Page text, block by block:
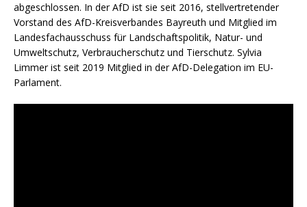
abgeschlossen. In der AfD ist sie seit 2016, stellvertretender
Vorstand des AfD-Kreisverbandes Bayreuth und Mitglied im
Landesfachausschuss für Landschaftspolitik, Natur- und
Umweltschutz, Verbraucherschutz und Tierschutz. Sylvia
Limmer ist seit 2019 Mitglied in der AfD-Delegation im EU-
Parlament.